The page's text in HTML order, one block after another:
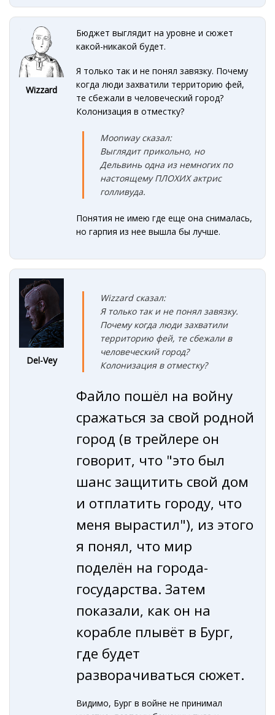
Wizzard
Бюджет выглядит на уровне и сюжет
какой-никакой будет.
Я только так и не понял завязку. Почему
когда люди захватили территорию фей,
те сбежали в человеческий город?
Колонизация в отместку?
Moonway сказал:
Выглядит прикольно, но
Дельвинь одна из немногих по
настоящему ПЛОХИХ актрис
голливуда.
Понятия не имею где еще она снималась,
но гарпия из нее вышла бы лучше.
Del-Vey
Wizzard сказал:
Я только так и не понял завязку.
Почему когда люди захватили
территорию фей, те сбежали в
человеческий город?
Колонизация в отместку?
Файло пошёл на войну
сражаться за свой родной
город (в трейлере он
говорит, что "это был
шанс защитить свой дом
и отплатить городу, что
меня вырастил"), из этого
я понял, что мир
поделён на города-
государства. Затем
показали, как он на
корабле плывёт в Бург,
где будет
разворачиваться сюжет.
Видимо, Бург в войне не принимал